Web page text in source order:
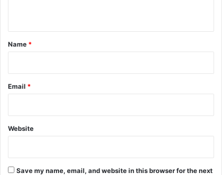
*
Name *
Email *
Website
Save my name, email, and website in this browser for the next